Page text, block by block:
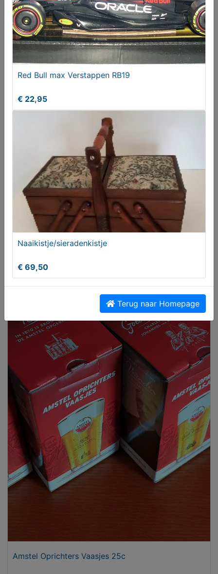
DOP voor grote kerstbal
Knoopset met snijmesjes
Amstel Oprichters Vaasjes 25c
Red Bull max Verstappen RB19
€ 22,95
Naaikistje/sieradenkistje
€ 69,50
Terug naar Homepage